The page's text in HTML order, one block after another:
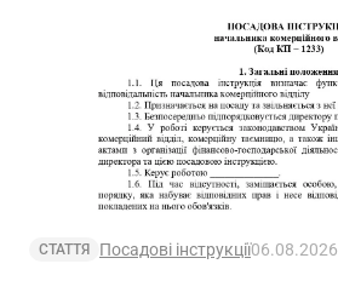
СТАТТЯ Посадові інструкції06.08.2026